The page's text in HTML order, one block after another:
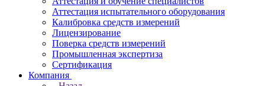
Аттестация испытательного оборудования
Калибровка средств измерений
Лицензирование
Поверка средств измерений
Промышленная экспертиза
Сертификация
Компания